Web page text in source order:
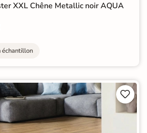
XXL Chêne Metallic noir AQUA
échantillon

